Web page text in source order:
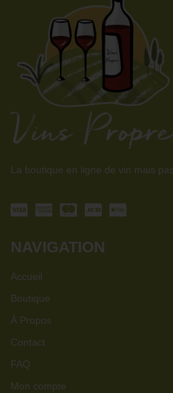
La boutique en ligne de vin mais
NAVIGATION
Accueil
Boutique
À Propos
Contact
FAQ
Mon compte